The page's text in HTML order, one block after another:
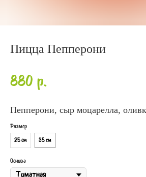
Пицца Пепперони
880 р.
Размер
25 см 35 см
Основа
Пепперони, сыр моцарелла,